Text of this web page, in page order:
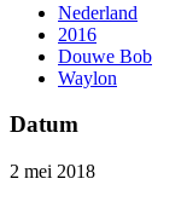
Nederland
2016
Douwe Bob
Waylon
Datum
2 mei 2018